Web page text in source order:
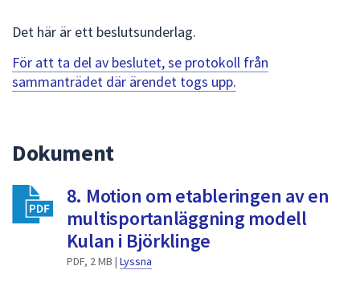
att
navigera
mellan
att
välja
något
Det här är ett beslutsunderlag.
För att ta del av beslutet, se protokoll från
sammanträdet där ärendet togs upp.
Dokument
8. Motion om etableringen av en
multisportanläggning modell
Kulan i Björklinge
PDF, 2 MB | Lyssna